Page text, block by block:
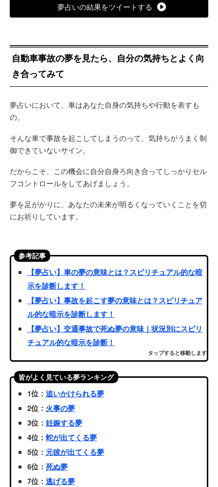
夢占いの結果をツイートする
自動車事故の夢を見たら、自分の気持ちとよく向
き合ってみて
夢占いにおいて、車はあなた自身の気持ちや行動を表すも
の。
そんな車で事故を起こしてしまうのって、気持ちがうまく制
御できていないサイン。
だからこそ、この機会に自分自身ろ向き合ってしっかりセル
フコントロールをしてあげましょう。
夢を足がかりに、あなたの未来が明るくなっていくことを切
にお祈りしています。
参考記事
【夢占い】車の夢の意味とは？スピリチュアル的な暗
示を診断します！
【夢占い】事故を起こす夢の意味とは？スピリチュア
ル的な暗示を診断します！
【夢占い】交通事故で死ぬ夢の意味｜状況別にスピリ
チュアル的な暗示を診断！
タップすると移動します
皆がよく見ている夢ランキング
1位： 追いかけられる夢
2位： 火事の夢
3位： 妊娠する夢
4位： 蛇が出てくる夢
5位： 元彼が出てくる夢
6位： 死ぬ夢
7位： 逃げる夢